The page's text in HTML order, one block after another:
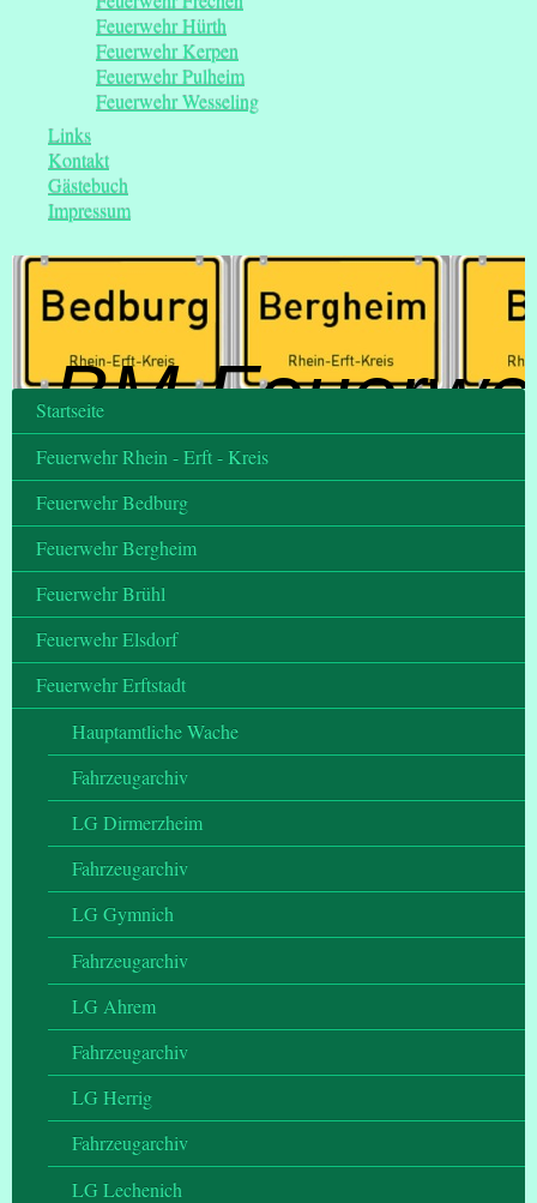
Feuerwehr Hürth
Feuerwehr Kerpen
Feuerwehr Pulheim
Feuerwehr Wesseling
Links
Kontakt
Gästebuch
Impressum
BM-
Startseite
Feuerwehr Rhein - Erft - Kreis
Feuerwehr Bedburg
Feuerwehr Bergheim
Feuerwehr Brühl
Feuerwehr Elsdorf
Feuerwehr Erftstadt
Hauptamtliche Wache
Fahrzeugarchiv
LG Dirmerzheim
Fahrzeugarchiv
LG Gymnich
Fahrzeugarchiv
LG Ahrem
Fahrzeugarchiv
LG Herrig
Fahrzeugarchiv
LG Lechenich